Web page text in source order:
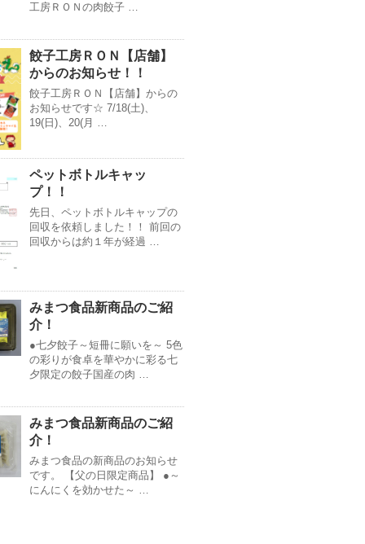
工房ＲＯＮの肉餃子 …
餃子工房ＲＯＮ【店舗】
からのお知らせ！！
餃子工房ＲＯＮ【店舗】からの
お知らせです☆ 7/18(土)、
19(日)、20(月 …
ペットボトルキャッ
プ！！
先日、ペットボトルキャップの
回収を依頼しました！！ 前回の
回収からは約１年が経過 …
みまつ食品新商品のご紹
介！
●七夕餃子～短冊に願いを～ 5色
の彩りが食卓を華やかに彩る七
夕限定の餃子国産の肉 …
みまつ食品新商品のご紹
介！
みまつ食品の新商品のお知らせ
です。 【父の日限定商品】 ●～
にんにくを効かせた～ …